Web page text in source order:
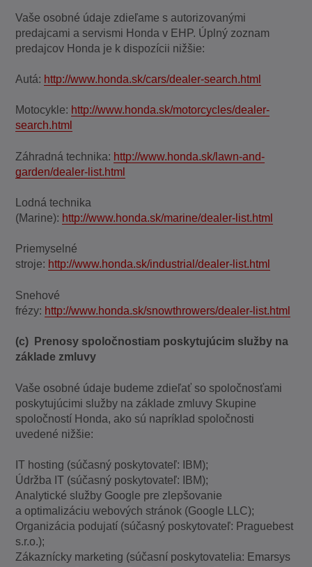
Vaše osobné údaje zdieľame s autorizovanými
predajcami a servismi Honda v EHP. Úplný zoznam
predajcov Honda je k dispozícii nižšie:
Autá: http://www.honda.sk/cars/dealer-search.html
Motocykle: http://www.honda.sk/motorcycles/dealer-
search.html
Záhradná technika: http://www.honda.sk/lawn-and-
garden/dealer-list.html
Lodná technika
(Marine): http://www.honda.sk/marine/dealer-list.html
Priemyselné
stroje: http://www.honda.sk/industrial/dealer-list.html
Snehové
frézy: http://www.honda.sk/snowthrowers/dealer-list.html
(c) Prenosy spoločnostiam poskytujúcim služby na
základe zmluvy
Vaše osobné údaje budeme zdieľať so spoločnosťami
poskytujúcimi služby na základe zmluvy Skupine
spoločností Honda, ako sú napríklad spoločnosti
uvedené nižšie:
IT hosting (súčasný poskytovateľ: IBM);
Údržba IT (súčasný poskytovateľ: IBM);
Analytické služby Google pre zlepšovanie
a optimalizáciu webových stránok (Google LLC);
Organizácia podujatí (súčasný poskytovateľ: Praguebest
s.r.o.);
Zákaznícky marketing (súčasní poskytovatelia: Emarsys